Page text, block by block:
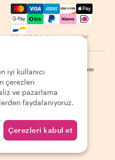
Mastercard, Visa, Amex,
Kullanılabilirlik destinasyona göre değişir
| Site haritası
iyi kullanıcı
çerezleri
ve pazarlama
faydalanıyoruz.
Çerezleri kabul et